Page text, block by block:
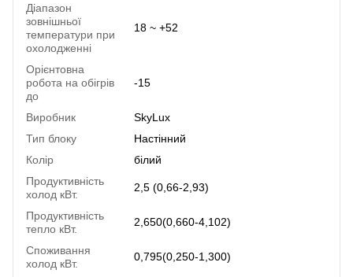
Діапазон
зовнішньої
температури при
охолодженні
18 ~ +52
Орієнтовна
робота на обігрів
до
-15
Виробник
SkyLux
Тип блоку
Настінний
Колір
білий
Продуктивність
холод кВт.
2,5 (0,66-2,93)
Продуктивність
тепло кВт.
2,650(0,660-4,102)
Споживання
холод кВт.
0,795(0,250-1,300)